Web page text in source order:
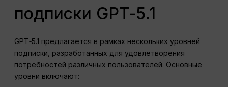
подписки GPT‑5.1
GPT‑5.1 предлагается в рамках нескольких уровней
подписки, разработанных для удовлетворения
потребностей различных пользователей. Основные
уровни включают: